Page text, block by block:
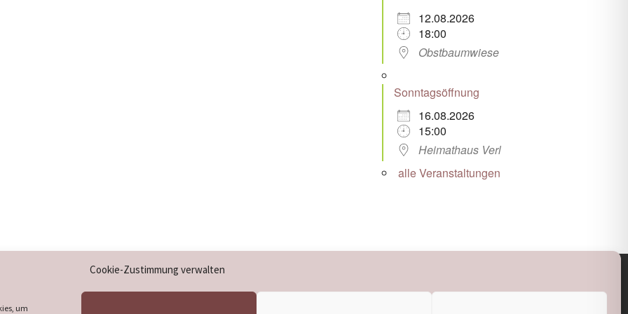
Cookie-Zustimmung verwalten
um
12.08.2026
18:00
Obstbaumwiese
Sonntagsöffnung
16.08.2026
15:00
Heimathaus Verl
alle Veranstaltungen